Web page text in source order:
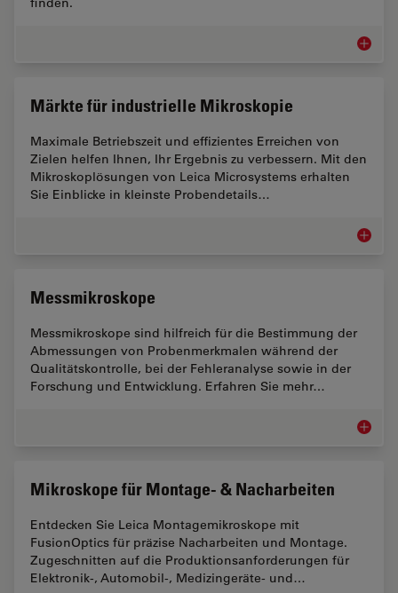
Märkte für industrielle Mikroskopie
Maximale Betriebszeit und effizientes Erreichen von
Zielen helfen Ihnen, Ihr Ergebnis zu verbessern. Mit den
Mikroskoplösungen von Leica Microsystems erhalten
Sie Einblicke in kleinste Probendetails…
Märkte
Messmikroskope
Messmikroskope sind hilfreich für die Bestimmung der
Abmessungen von Probenmerkmalen während der
Qualitätskontrolle, bei der Fehleranalyse sowie in der
Forschung und Entwicklung. Erfahren Sie mehr…
Mikroskope für Montage- & Nacharbeiten
Entdecken Sie Leica Montagemikroskope mit
FusionOptics für präzise Nacharbeiten und Montage.
Zugeschnitten auf die Produktionsanforderungen für
Elektronik-, Automobil-, Medizingeräte- und…